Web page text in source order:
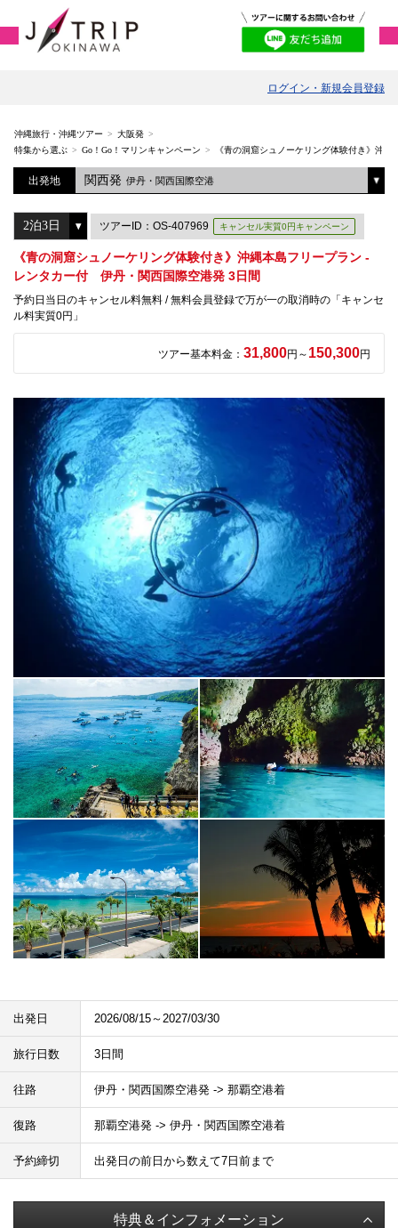
ログイン・新規会員登録
沖縄旅行・沖縄ツアー
大阪発
特集から選ぶ
Go！Go！マリンキャンペーン 《青の洞窟シュノーケリング体験付き》沖
出発地 関西発 伊丹・関西国際空港
ツアーID：OS-407969 キャンセル実質0円キャンペーン
《青の洞窟シュノーケリング体験付き》沖縄本島フリープラン -
レンタカー付 伊丹・関西国際空港発 3日間
予約日当日のキャンセル料無料 / 無料会員登録で万が一の取消時の「キャンセ
ル料実質0円」
ツアー基本料金： 31,800円～ 150,300円
出発日 2026/08/15～2027/03/30
旅行日数 3日間
往路 伊丹・関西国際空港発 -> 那覇空港着
復路 那覇空港発 -> 伊丹・関西国際空港着
予約締切 出発日の前日から数えて7日前まで
特典＆インフォメーション